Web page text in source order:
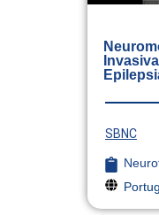
SBNC